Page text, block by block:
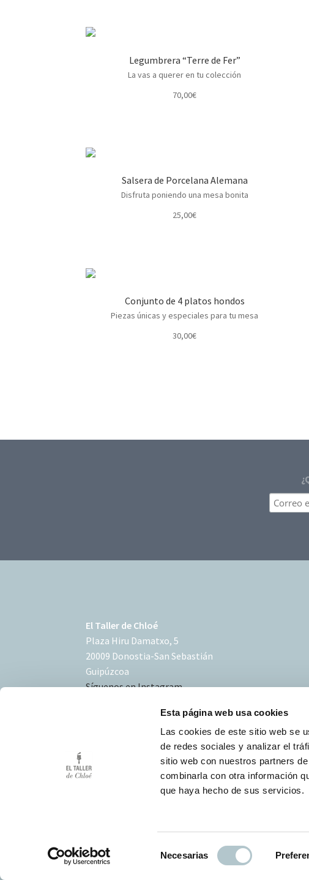
Esta página web usa cookies
Las cookies de este sitio web se
de redes sociales y analizar el
sitio web con nuestros partners
combinarla con otra información
que haya hecho de sus servicios.
Necesarias
Legumbrera “Terre de Fer”
La vas a querer en tu colección
70,00€
Salsera de Porcelana Alemana
Disfruta poniendo una mesa bonita
25,00€
Conjunto de 4 platos hondos
Piezas únicas y especiales para tu mesa
30,00€
El Taller de Chloé
Plaza Hiru Damatxo, 5
20009 Donostia-San Sebastián
Guipúzcoa
Síguenos en Instagram
Condiciones de uso
Política de Cookies